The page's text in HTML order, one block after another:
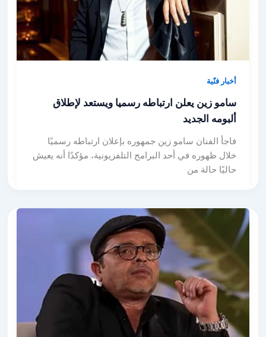
أخبار فنّية
سامو زين يعلن ارتباطه رسميا ويستعد لإطلاق
ألبومه الجديد
فاجأ الفنان سامو زين جمهوره بإعلان ارتباطه رسميًا
خلال ظهوره في أحد البرامج التلفزيونية، مؤكدًا أنه يعيش
حاليًا حالة من